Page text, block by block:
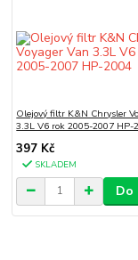
Olejový filtr K&N Chrysler
3.3L V6 rok 2005-2007 HP-
397 Kč
SKLADEM
Do